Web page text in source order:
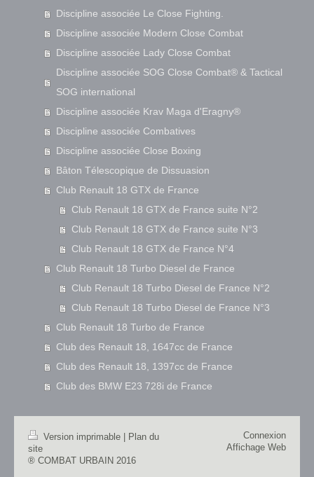
Discipline associée Le Close Fighting.
Discipline associée Modern Close Combat
Discipline associée Lady Close Combat
Discipline associée SOG Close Combat® & Tactical
SOG international
Discipline associée Krav Maga d'Eragny®
Discipline associée Combatives
Discipline associée Close Boxing
Bâton Télescopique de Dissuasion
Club Renault 18 GTX de France
Club Renault 18 GTX de France suite N°2
Club Renault 18 GTX de France suite N°3
Club Renault 18 GTX de France N°4
Club Renault 18 Turbo Diesel de France
Club Renault 18 Turbo Diesel de France N°2
Club Renault 18 Turbo Diesel de France N°3
Club Renault 18 Turbo de France
Club des Renault 18, 1647cc de France
Club des Renault 18, 1397cc de France
Club des BMW E23 728i de France
Version imprimable
Plan du
site
® COMBAT URBAIN 2016
Connexion
Affichage Web